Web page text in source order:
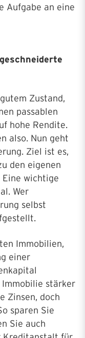
Aufgabe an eine
Zustand,
passablen
hohe Rendite.
also. Nun geht
Ziel ist es,
den eigenen
wichtige
Wer
selbst
Immobilien,
einer
Immobilie stärker
Zinsen, doch
sparen Sie
Sie auch